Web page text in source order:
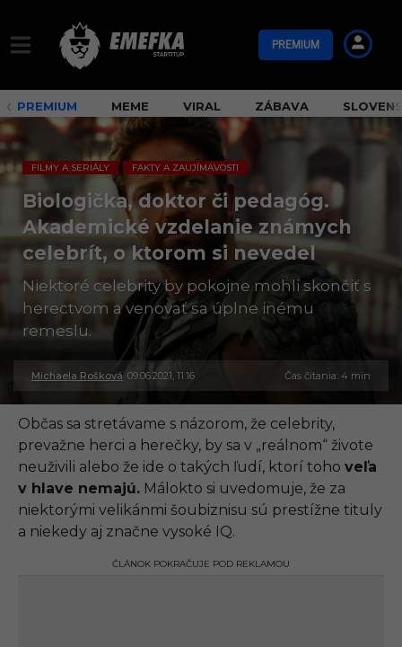
PREMIUM
PREMIUM MEME VIRAL ZÁBAVA
FILMY A SERIÁLY
,
FAKTY A ZAUJÍMAVOSTI
Biologička, doktor či pedagóg.
Akademické vzdelanie známych
celebrít, o ktorom si nevedel
Niektoré celebrity by pokojne mohli skončiť s
herectvom a venovať sa úplne inému
remeslu.
Michaela Rošková 09.06.2021, 11:16
3
0
.
0
2
2
1
1
:
Čas čítania: 4 min
Občas sa stretávame s názorom, že celebrity,
prevažne herci a herečky, by sa v „reálnom“ živote
neuživili alebo že ide o takých ľudí, ktorí toho veľa
v hlave nemajú. Málokto si uvedomuje, že za
niektorými velikánmi šoubiznisu sú prestížne tituly
a niekedy aj značne vysoké IQ.
ČLÁNOK POKRAČUJE POD REKLAMOU